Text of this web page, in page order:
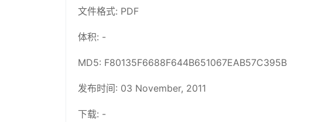
文件格式: PDF
体积: -
MD5: F80135F6688F644B651067EAB57C395B
发布时间: 03 November, 2011
下载: -